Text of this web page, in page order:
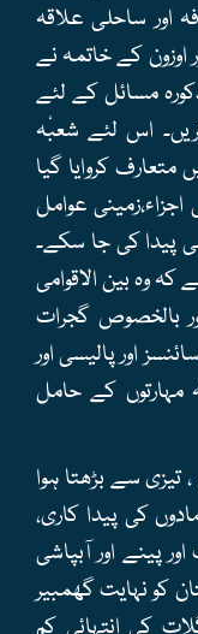
ساحلی علاقہ
کے خاتمہ نے
مسائل کے لئے
اس لئے شعبٔہ
کروایا گیا
عوامل
پیدا کی جا سکے۔
وہ بین الاقوامی
بالخصوص گجرات
اور پالیسی اور
مہارتوں کے حامل
تیزی سے بڑھتا ہوا
کی پیدا کاری،
پینے اور آبپاشی
کو نہایت گھمبیر